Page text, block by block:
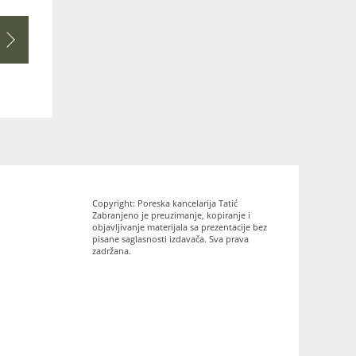
Copyright: Poreska kancelarija Tatić
Zabranjeno je preuzimanje, kopiranje i
objavljivanje materijala sa prezentacije bez
pisane saglasnosti izdavača. Sva prava
zadržana.